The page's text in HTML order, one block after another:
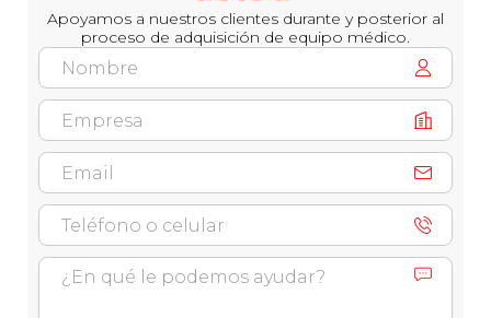
Apoyamos a nuestros clientes durante y posterior al
proceso de adquisición de equipo médico.